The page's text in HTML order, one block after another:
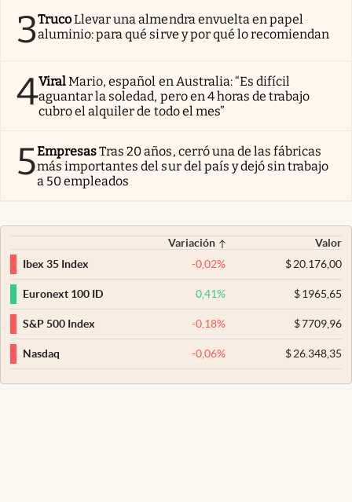
3TrucoLlevar una almendra envuelta en papel
aluminio: para qué sirve y por qué lo recomiendan
4ViralMario, español en Australia: “Es difícil
aguantar la soledad, pero en 4 horas de trabajo
cubro el alquiler de todo el mes”
5EmpresasTras 20 años, cerró una de las fábricas
más importantes del sur del país y dejó sin trabajo
a 50 empleados
Variación
Valor
Ibex 35 Index
-0,02% $20.176,00
Euronext 100 ID 0,41% $1965,65
S&P 500 Index -0,18% $7709,96
Nasdaq -0,06% $26.348,35